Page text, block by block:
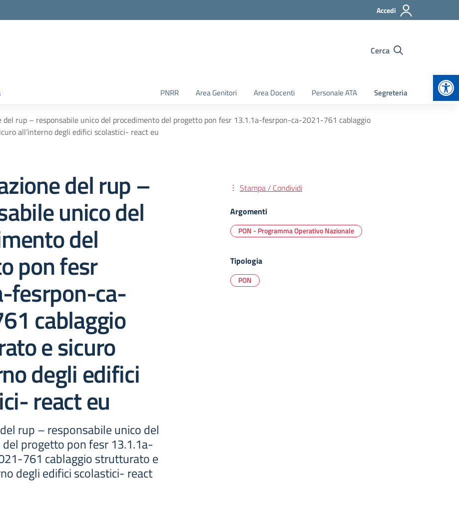
Accedi
Cerca
PNRR Area Genitori Area Docenti Personale ATA Segreteria
del rup – responsabile unico del procedimento del progetto pon fesr 13.1.1a-fesrpon-ca-2021-761 cablaggio
all’interno degli edifici scolastici- react eu
del rup –
unico del
del
pon fesr
fesrpon-ca-
cablaggio
e sicuro
degli edifici
react eu
rup – responsabile unico del
progetto pon fesr 13.1.1a-
761 cablaggio strutturato e
degli edifici scolastici- react
Stampa / Condividi
Argomenti
PON - Programma Operativo Nazionale
Tipologia
PON